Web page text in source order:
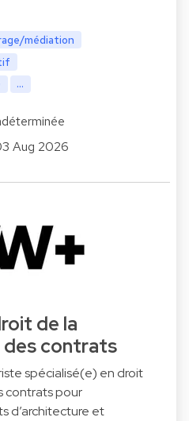
médiation
...
Aug 2026
de la
contrats
spécialisé(e) en droit
contrats pour
d’architecture et